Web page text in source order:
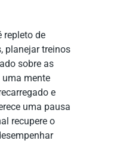
repleto de
planejar treinos
sobre as
mente
e
uma pausa
recupere o